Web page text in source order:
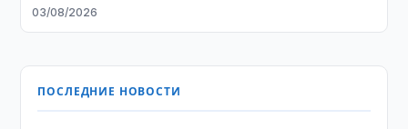
03/08/2026
ПОСЛЕДНИЕ НОВОСТИ